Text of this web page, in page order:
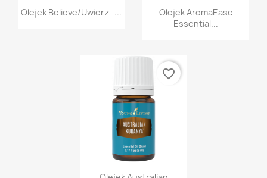
Szybki podgląd
Olejek Believe/Uwierz -... Szybki podgląd
Olejek AromaEase
Essential...
Szybki podgląd
favorite_border